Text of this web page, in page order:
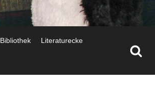
Bibliothek Literaturecke